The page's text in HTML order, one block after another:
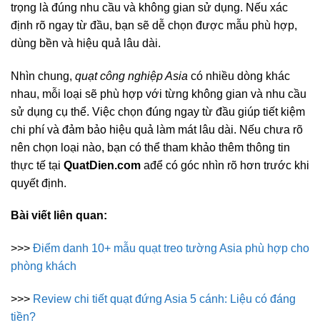
trọng là đúng nhu cầu và không gian sử dụng. Nếu xác
định rõ ngay từ đầu, bạn sẽ dễ chọn được mẫu phù hợp,
dùng bền và hiệu quả lâu dài.
Nhìn chung, quạt công nghiệp Asia có nhiều dòng khác
nhau, mỗi loại sẽ phù hợp với từng không gian và nhu cầu
sử dụng cụ thể. Việc chọn đúng ngay từ đầu giúp tiết kiệm
chi phí và đảm bảo hiệu quả làm mát lâu dài. Nếu chưa rõ
nên chọn loại nào, bạn có thể tham khảo thêm thông tin
thực tế tại QuatDien.com ađể có góc nhìn rõ hơn trước khi
quyết định.
Bài viết liên quan:
>>> Điểm danh 10+ mẫu quạt treo tường Asia phù hợp cho
phòng khách
>>> Review chi tiết quạt đứng Asia 5 cánh: Liệu có đáng
tiền?